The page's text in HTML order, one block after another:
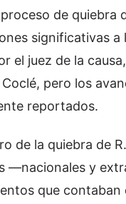
de quiebra
significativas
el juez de la
pero los
reportados.
de la quiebra de
—nacionales y
que